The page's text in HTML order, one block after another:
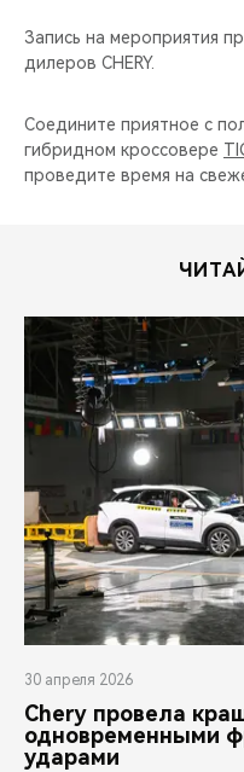
Запись на мероприятия
дилеров CHERY.
Соедините приятное с
гибридном кроссовере
проведите время на
30 апреля 2026
Chery провела
одновременными
ударами